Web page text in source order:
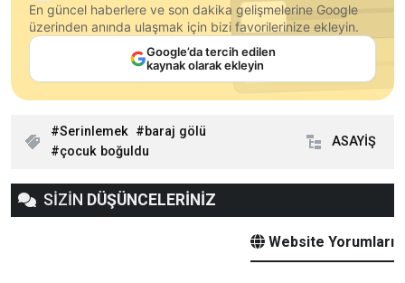
En güncel haberlere ve son dakika gelişmelerine Google
üzerinden anında ulaşmak için bizi favorilerinize ekleyin.
Google’da tercih edilen
kaynak olarak ekleyin
Serinlemek
baraj gölü
çocuk boğuldu
ASAYİŞ
SİZİN DÜŞÜNCELERİNİZ
Website Yorumları